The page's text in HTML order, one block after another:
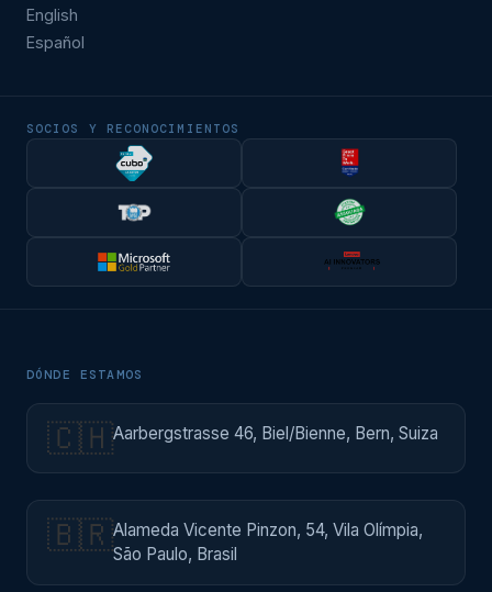
English
Español
SOCIOS Y RECONOCIMIENTOS
DÓNDE ESTAMOS
🇨🇭Aarbergstrasse 46, Biel/Bienne, Bern, Suiza
🇧🇷Alameda Vicente Pinzon, 54, Vila Olímpia,
São Paulo, Brasil